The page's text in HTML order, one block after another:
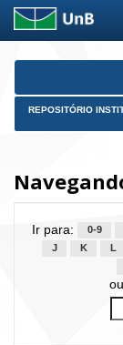
Skip
REPOSITÓRIO
Ir para: 0-9
J
K L